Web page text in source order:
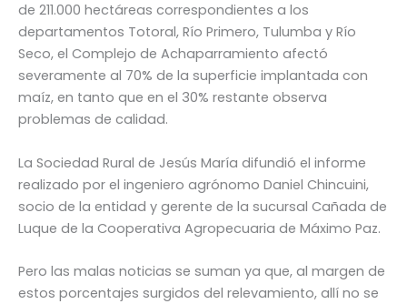
de 211.000 hectáreas correspondientes a los
departamentos Totoral, Río Primero, Tulumba y Río
Seco, el Complejo de Achaparramiento afectó
severamente al 70% de la superficie implantada con
maíz, en tanto que en el 30% restante observa
problemas de calidad.
La Sociedad Rural de Jesús María difundió el informe
realizado por el ingeniero agrónomo Daniel Chincuini,
socio de la entidad y gerente de la sucursal Cañada de
Luque de la Cooperativa Agropecuaria de Máximo Paz.
Pero las malas noticias se suman ya que, al margen de
estos porcentajes surgidos del relevamiento, allí no se